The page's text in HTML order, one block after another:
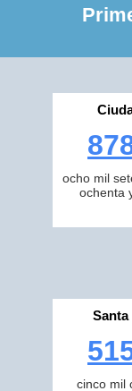
ocho mil
ochenta
Santa
cinco mil